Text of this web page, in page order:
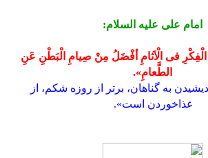
امام علی علیه السلام:
فی الْاَثامِ أفْضَلُ مِنْ صِیامِ الْبَطْنِ عَنِ
الطَّعامِ».
به گناهان، برتر از روزه شکم، از
غذاخوردن است».